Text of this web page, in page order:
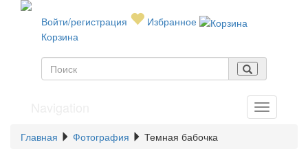
Войти/регистрация
Избранное
Корзина
Главная Фотография Темная бабочка